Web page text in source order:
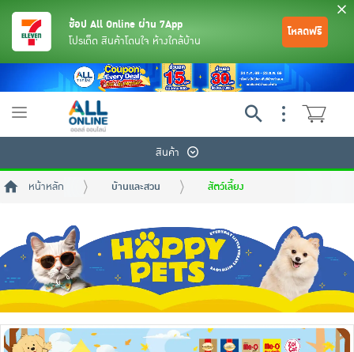
ย้อนกลับ
เครื่องดื่มและผงชงดื่ม
ย้อนกลับ
ย้อนกลับ
ย้อนกลับ
ย้อนกลับ
ย้อนกลับ
ย้อนกลับ
ย้อนกลับ
มือถือ
ย้อนกลับ
ย้อนกลับ
พระเครื่อง test pop
ย้อนกลับ
ช้อป All Online ผ่าน 7App
โปรเด็ด สินค้าโดนใจ ห้างใกล้บ้าน
โหลดฟรี
Toggle
สินค้า
หน้าหลัก บ้านและสวน สัตว์เลี้ยง